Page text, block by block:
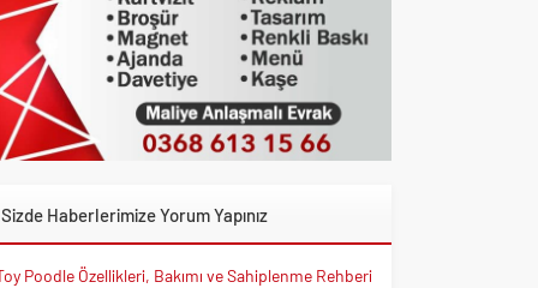
Sizde Haberlerimize Yorum Yapınız
Poodle Özellikleri, Bakımı ve Sahiplenme Rehberi